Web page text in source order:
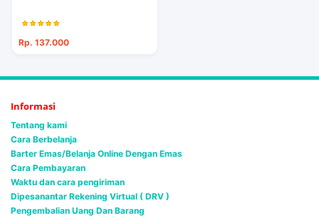
Rp. 137.000
Informasi
Tentang kami
Cara Berbelanja
Barter Emas/Belanja Online Dengan Emas
Cara Pembayaran
Waktu dan cara pengiriman
Dipesanantar Rekening Virtual ( DRV )
Pengembalian Uang Dan Barang